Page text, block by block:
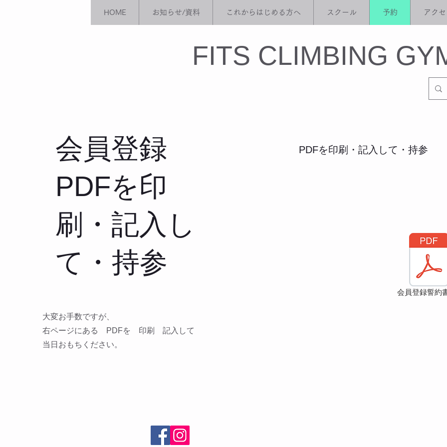
HOME お知らせ/資料 これからはじめる方へ スクール 予約 アク
​FITS CLIMBING
会員登録
PDFを印
刷・記入し
て・持参
大変お手数ですが、
右ページにある PDFを 印刷 記入して​
​当日おもちください。
PDFを印刷・記入して・持参
会員登録誓約